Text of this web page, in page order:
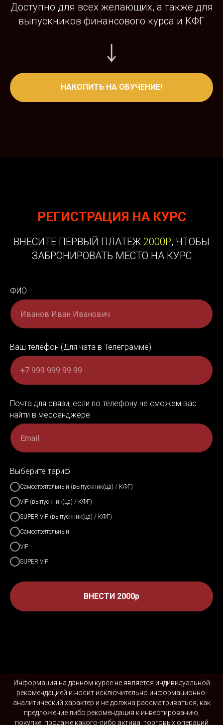
Доступно для всех желающих, а также для
выпускников финансового курса и КФГ
НАКОПИТЬ НА ОБУЧЕНИЕ!
РЕГИСТРАЦИЯ НА КУРС
ВНЕСИТЕ ПЕРВЫЙ ПЛАТЕЖ 2000Р, ЧТОБЫ
ЗАБРОНИРОВАТЬ МЕСТО НА КУРС
ФИО
Ваш телефон (Для чата в Телеграмме)
Почта для связи, если по телефону не сможем вас
найти в мессенджере
Выберите тариф
Самостоятельный (выпускник(ца) / КФГ)
VIP (выпускник(ца) / КФГ)
SUPER VIP (выпускник(ца) / КФГ)
Самостоятельный
VIP
SUPER VIP
ВНЕСТИ 2000р
Информация на данном курсе не является индивидуальной
рекомендацией и носит исключительно информационно-
аналитический характер и не должна рассматриваться, как
предложение либо рекомендация к инвестированию,
покупке, продаже какого-либо актива, торговых операций